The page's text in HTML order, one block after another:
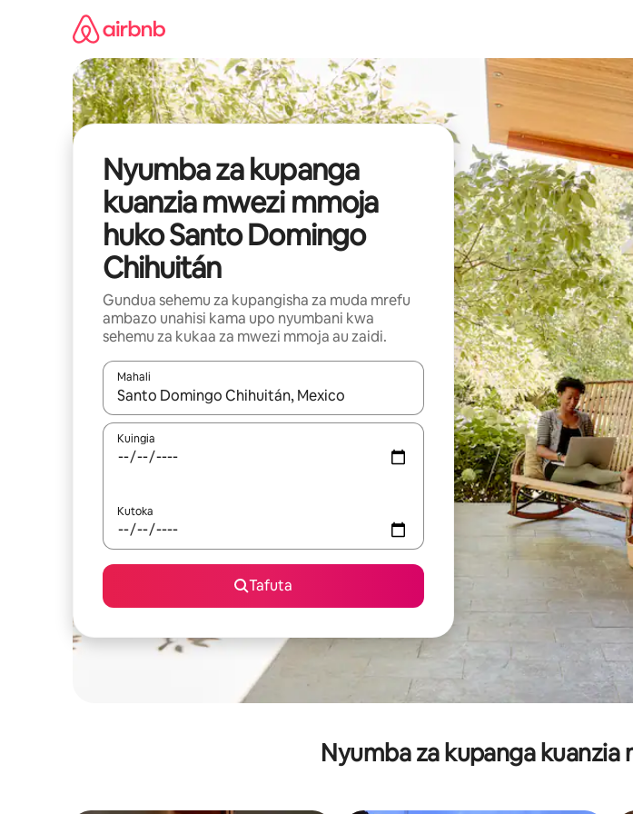
Nyumba za kupanga
kuanzia mwezi mmoja
huko Santo Domingo
Chihuitán
Gundua sehemu za kupangisha za muda mrefu
ambazo unahisi kama upo nyumbani kwa
sehemu za kukaa za mwezi mmoja au zaidi.
Mahali
Wakati matokeo yanapatikana, vinjari kwa kutumia vitufe vya vishale vya juu na chini au
Kuingia
Kutoka
Tafuta
Nyumba za kupanga